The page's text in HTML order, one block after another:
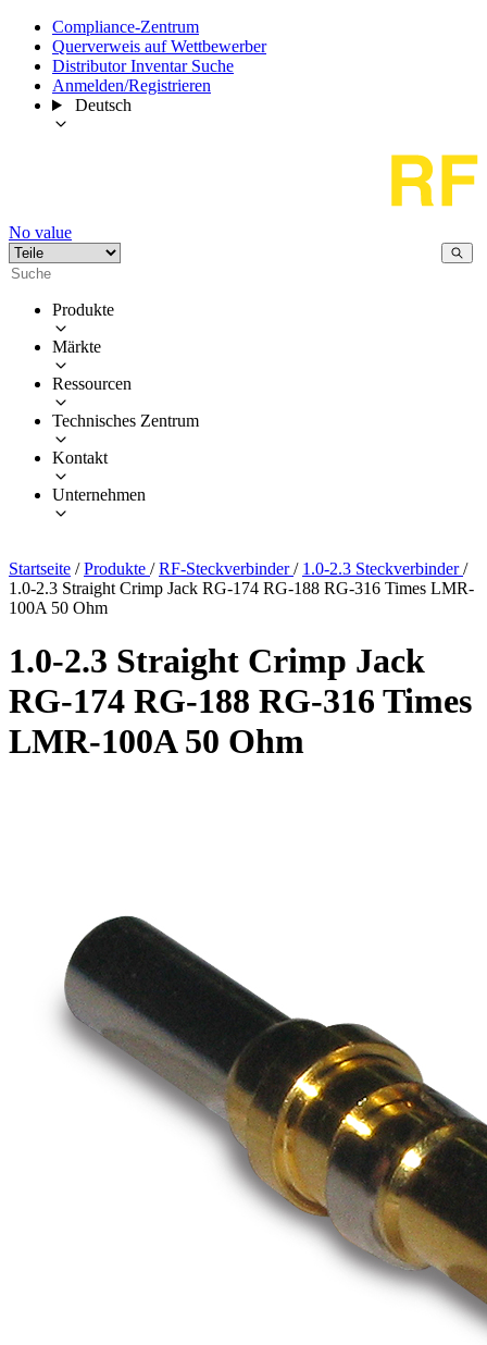
Compliance-Zentrum
Querverweis auf Wettbewerber
Distributor Inventar Suche
Anmelden/Registrieren
Deutsch
No value
Produkte
Märkte
Ressourcen
Technisches Zentrum
Kontakt
Unternehmen
Startseite / Produkte / RF-Steckverbinder/ 1.0-2.3 Steckverbinder/
1.0-2.3 Straight Crimp Jack RG-174 RG-188 RG-316 Times LMR-
100A 50 Ohm
1.0-2.3 Straight Crimp Jack
RG-174 RG-188 RG-316 Times
LMR-100A 50 Ohm